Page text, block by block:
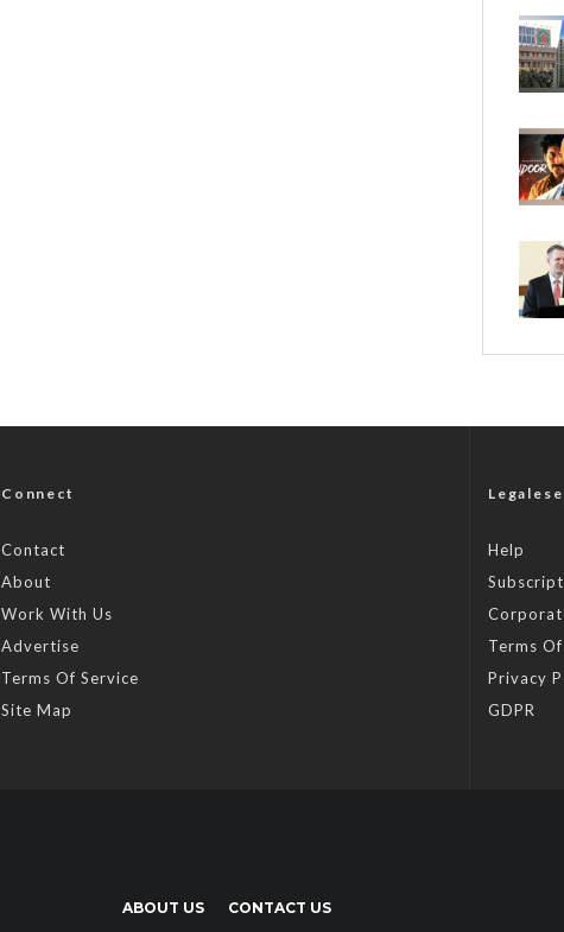
Connect
Contact
About
Work With Us
Advertise
Terms Of Service
Site Map
Legalese
Help
Terms
Privacy
GDPR
ABOUT US CONTACT US